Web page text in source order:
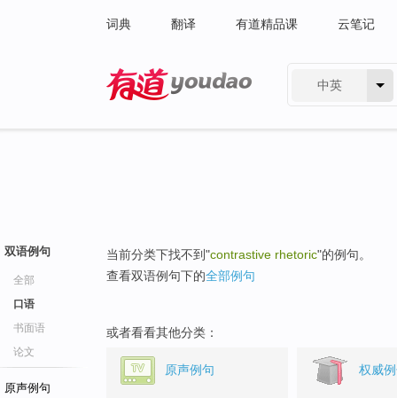
词典 翻译 有道精品课 云笔记
中英
双语例句
全部
口语
书面语
论文
原声例句
当前分类下找不到"contrastive rhetoric"的例句。
查看双语例句下的全部例句
或者看看其他分类：
原声例句 权威